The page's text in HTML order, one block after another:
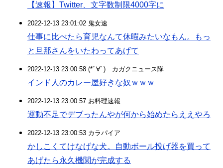
【速報】Twitter、文字数制限4000字に
2022-12-13 23:01:02 鬼女速
仕事に比べたら育児なんて休暇みたいなもん。もっ
と旦那さんをいたわってあげて
2022-12-13 23:00:58 (*ﾟ∀ﾟ)ゞカガクニュース隊
インド人のカレー屋好きな奴ｗｗｗ
2022-12-13 23:00:57 お料理速報
運動不足でデブったんやが何から始めたらええやろ
2022-12-13 23:00:53 カラパイア
かしこくてけなげな犬。自動ボール投げ器を買って
あげたら永久機関が完成する